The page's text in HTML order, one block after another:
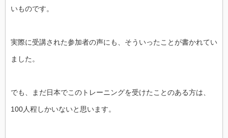
いものです。
実際に受講された参加者の声にも、そういったことが書かれてい
ました。
でも、まだ日本でこのトレーニングを受けたことのある方は、
100人程しかいないと思います。